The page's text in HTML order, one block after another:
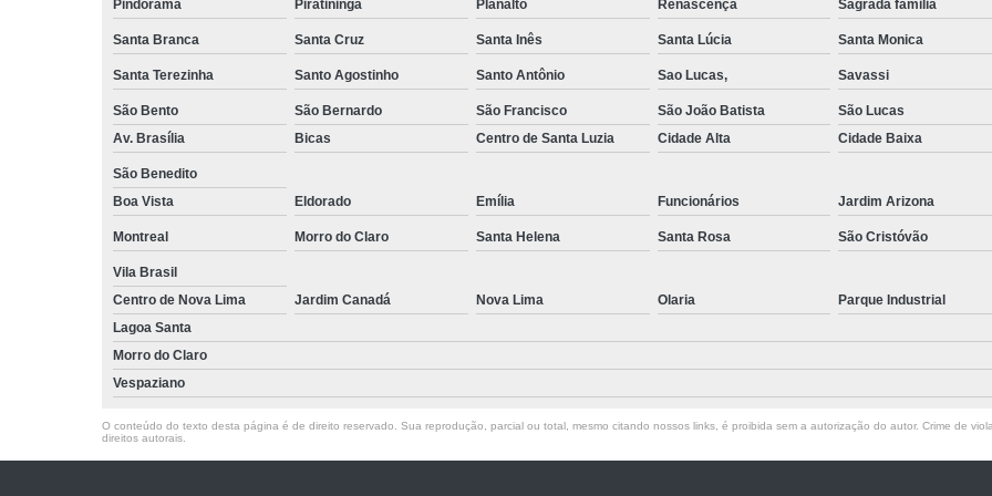
Pindorama Piratininga Planalto Renascença Sagrada familia
Santa Branca Santa Cruz Santa Inês Santa Lúcia Santa Monica
Santa Terezinha Santo Agostinho Santo Antônio Sao Lucas, Savassi
São Bento São Bernardo São Francisco São João Batista
São Lucas
Av. Brasília
Bicas Centro de Santa Luzia Cidade Alta Cidade Baixa
São Benedito
Boa Vista
Eldorado Emília Funcionários Jardim Arizona
Montreal Morro do Claro Santa Helena Santa Rosa São Cristóvão
Vila Brasil
Centro de Nova Lima
Jardim Canadá Nova Lima Olaria
Parque Industrial
Lagoa Santa
Morro do Claro
Vespaziano
O conteúdo do texto desta página é de direito reservado. Sua reprodução, parcial ou total, mesmo citando nossos links, é proibida sem a autorização do autor. Crime de
direitos autorais